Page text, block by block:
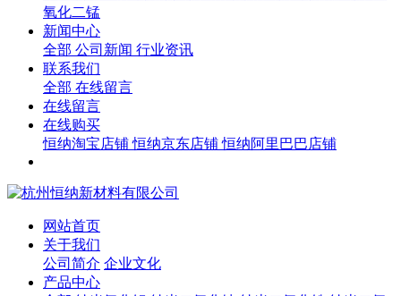
氧化二锰
新闻中心
全部 公司新闻 行业资讯
联系我们
全部 在线留言
在线留言
在线购买
恒纳淘宝店铺 恒纳京东店铺 恒纳阿里巴巴店铺
网站首页
关于我们
公司简介 企业文化
产品中心